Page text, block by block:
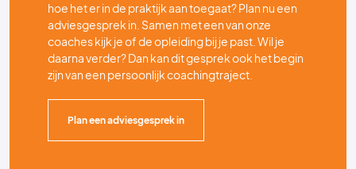
hoe het er in de praktijk aan toegaat? Plan nu een
adviesgesprek in. Samen met een van onze
coaches kijk je of de opleiding bij je past. Wil je
daarna verder? Dan kan dit gesprek ook het begin
zijn van een persoonlijk coachingtraject.
Plan een adviesgesprek in